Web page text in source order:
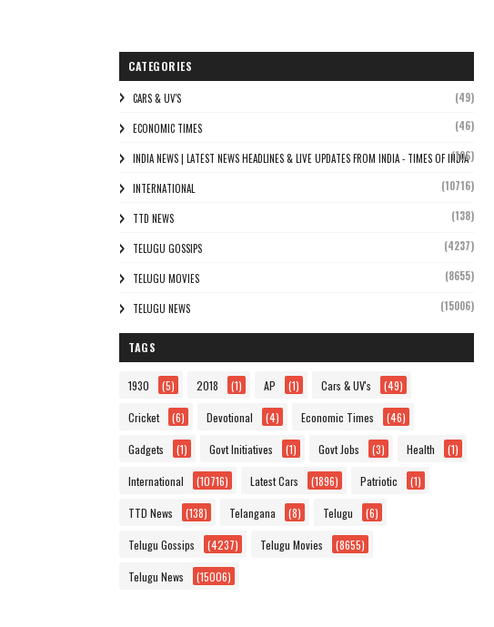
CATEGORIES
CARS & UV'S (49)
ECONOMIC TIMES (46)
INDIA NEWS | LATEST NEWS HEADLINES & LIVE UPDATES FROM INDIA - TIMES OF INDIA
(106)
INTERNATIONAL (10716)
TTD NEWS (138)
TELUGU GOSSIPS (4237)
TELUGU MOVIES (8655)
TELUGU NEWS (15006)
TAGS
1930 (5) 2018 (1) AP (1) Cars & UV's (49)
Cricket (6) Devotional (4) Economic Times (46)
Gadgets (1) Govt Initiatives (1) Govt Jobs (3) Health (1)
International (10716) Latest Cars (1896) Patriotic (1)
TTD News (138) Telangana (8) Telugu (6)
Telugu Gossips (4237) Telugu Movies (8655)
Telugu News (15006)